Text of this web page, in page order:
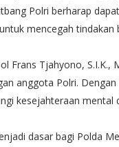
Polri berharap
mencegah tindakan
Frans Tjahyono,
anggota Polri.
kesejahteraan mental
dasar bagi Polda